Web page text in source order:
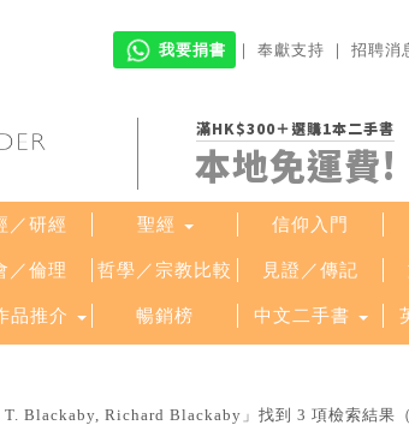
我要捐書 ｜ 奉獻支持 ｜ 招聘消
滿HK$300＋選購1本二手書
本地免運費!
／研經 聖經 信仰入門
／倫理 哲學／宗教比較 見證／傳記
品推介 暢銷榜 中文二手書
Blackaby, Richard Blackaby」找到 3 項檢索結果